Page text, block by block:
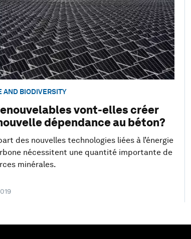
AND BIODIVERSITY
vont-elles créer
dépendance au béton?
des nouvelles technologies liées à l’énergie
nécessitent une quantité importante de
minérales.